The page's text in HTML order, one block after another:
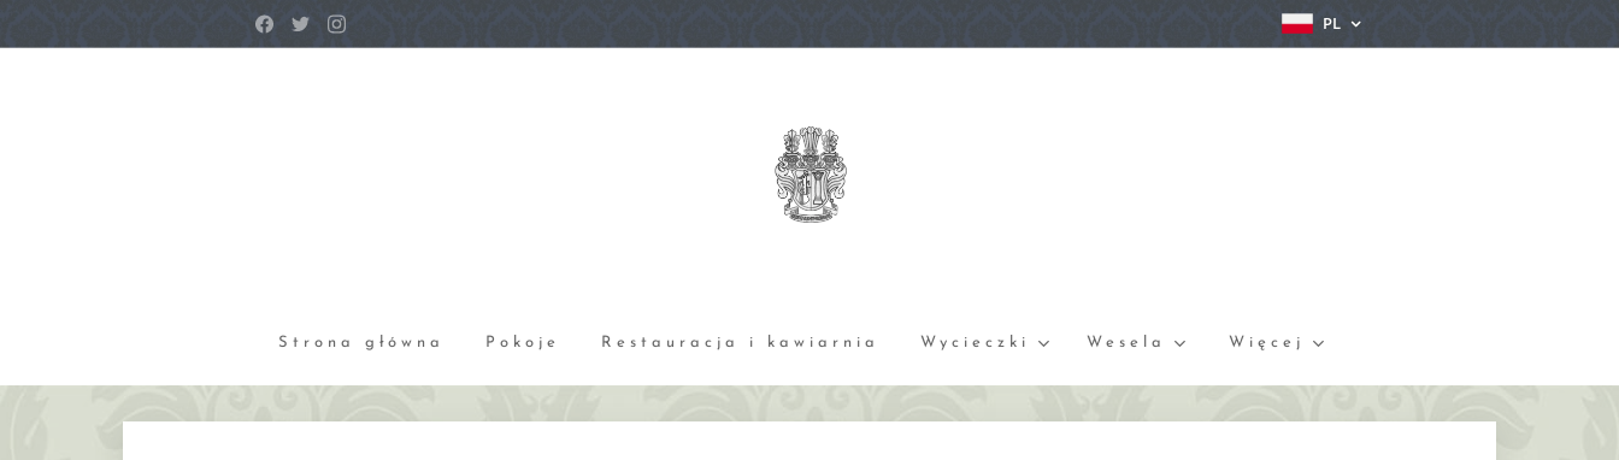
PL
Strona główna Pokoje Restauracja i kawiarnia Wycieczki Wesela Więcej